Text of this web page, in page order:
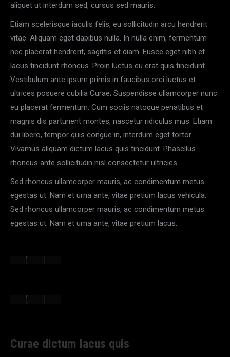
aliquet ut interdum sed, cursus sed mauris.
Etiam scelerisque iaculis felis, eu sollicitudin arcu hendrerit
vitae. Aliquam eget dapibus nulla. In nulla enim, fermentum
nec placerat hendrerit, sagittis et diam. Fusce eget nibh et
lacus tincidunt rhoncus. Proin luctus eu erat quis tincidunt.
Vestibulum ante ipsum primis in faucibus orci luctus et
ultrices posuere cubilia Curae; Suspendisse ullamcorper nunc
eu placerat fermentum. Cum sociis natoque penatibus et
magnis dis parturient montes, nascetur ridiculus mus. Etiam
dui libero, tempor quis congue in, interdum eget tortor.
Vivamus aliquam dictum lacus quis tincidunt. Phasellus
rhoncus ante sollicitudin nisl consectetur ultricies.
Sed rhoncus ullamcorper mauris, ac condimentum metus
egestas ut. Nam et urna ante, vitae pretium lacus vehicula.
Sed rhoncus ullamcorper mauris, ac condimentum metus
egestas ut. Nam et urna ante, vitae pretium lacus.
Curae dictum lacus quis